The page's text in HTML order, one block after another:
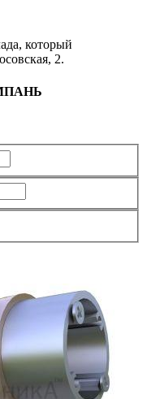
который
2.